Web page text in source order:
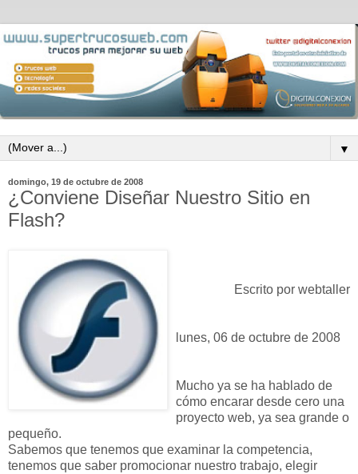
▼
domingo, 19 de octubre de 2008
¿Conviene Diseñar Nuestro Sitio en
Flash?
Escrito por webtaller
lunes, 06 de octubre de 2008
Mucho ya se ha hablado de
cómo encarar desde cero una
proyecto web, ya sea grande o
pequeño.
Sabemos que tenemos que examinar la competencia,
tenemos que saber promocionar nuestro trabajo, elegir